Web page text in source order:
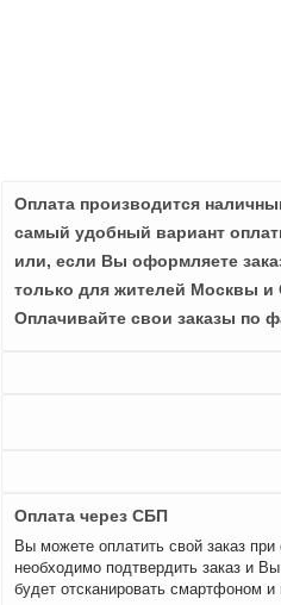
Оплата производится
самый удобный вариант
или, если Вы оформляете
только для жителей Москвы и
Оплачивайте свои заказы по
Оплата через СБП
Вы можете оплатить свой заказ
необходимо подтвердить заказ и
будет отсканировать смартфоном